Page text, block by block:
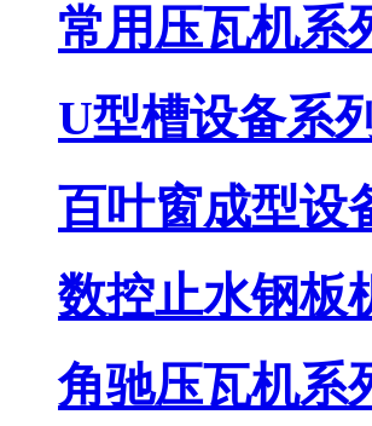
常用压瓦机系
U型槽设备系列
百叶窗成型设
数控止水钢板
角驰压瓦机系